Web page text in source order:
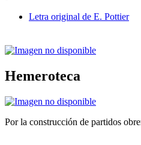
Letra original de E. Pottier
Hemeroteca
Por la construcción de partidos